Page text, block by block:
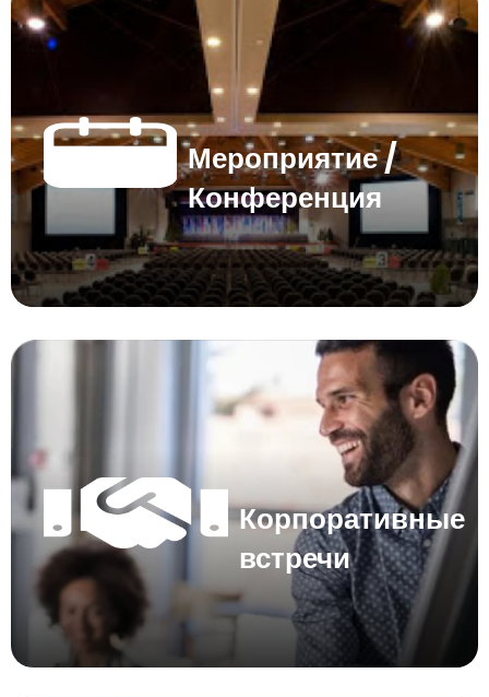
Мероприятие /
Конференция
Корпоративные
встречи